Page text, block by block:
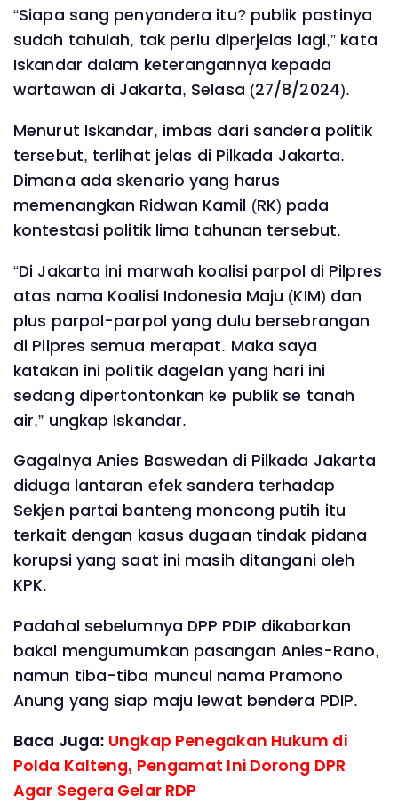
“Siapa sang penyandera itu? publik pastinya
sudah tahulah, tak perlu diperjelas lagi,” kata
Iskandar dalam keterangannya kepada
wartawan di Jakarta, Selasa (27/8/2024).
Menurut Iskandar, imbas dari sandera politik
tersebut, terlihat jelas di Pilkada Jakarta.
Dimana ada skenario yang harus
memenangkan Ridwan Kamil (RK) pada
kontestasi politik lima tahunan tersebut.
“Di Jakarta ini marwah koalisi parpol di Pilpres
atas nama Koalisi Indonesia Maju (KIM) dan
plus parpol-parpol yang dulu bersebrangan
di Pilpres semua merapat. Maka saya
katakan ini politik dagelan yang hari ini
sedang dipertontonkan ke publik se tanah
air,” ungkap Iskandar.
Gagalnya Anies Baswedan di Pilkada Jakarta
diduga lantaran efek sandera terhadap
Sekjen partai banteng moncong putih itu
terkait dengan kasus dugaan tindak pidana
korupsi yang saat ini masih ditangani oleh
KPK.
Padahal sebelumnya DPP PDIP dikabarkan
bakal mengumumkan pasangan Anies-Rano,
namun tiba-tiba muncul nama Pramono
Anung yang siap maju lewat bendera PDIP.
Baca Juga: Ungkap Penegakan Hukum di
Polda Kalteng, Pengamat Ini Dorong DPR
Agar Segera Gelar RDP